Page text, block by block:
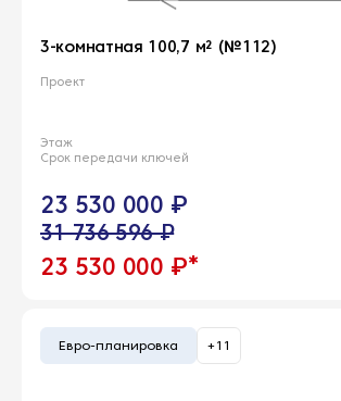
3-комнатная 100,7 м² (№112)
Проект
Этаж
Срок передачи ключей
23 530 000 ₽
31 736 596 ₽
23 530 000 ₽*
Евро-планировка +11